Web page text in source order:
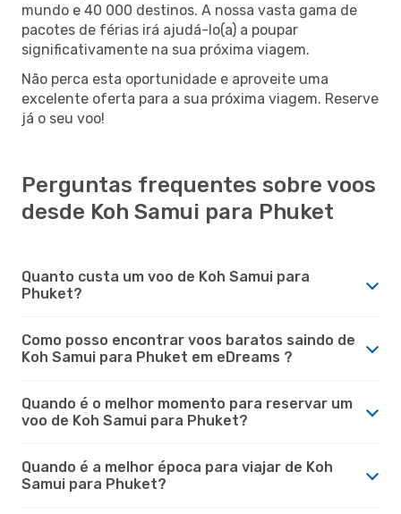
mundo e 40 000 destinos. A nossa vasta gama de
pacotes de férias irá ajudá-lo(a) a poupar
significativamente na sua próxima viagem.
Não perca esta oportunidade e aproveite uma
excelente oferta para a sua próxima viagem. Reserve
já o seu voo!
Perguntas frequentes sobre voos
desde Koh Samui para Phuket
Quanto custa um voo de Koh Samui para
Phuket?
Como posso encontrar voos baratos saindo de
Koh Samui para Phuket em eDreams ?
Quando é o melhor momento para reservar um
voo de Koh Samui para Phuket?
Quando é a melhor época para viajar de Koh
Samui para Phuket?